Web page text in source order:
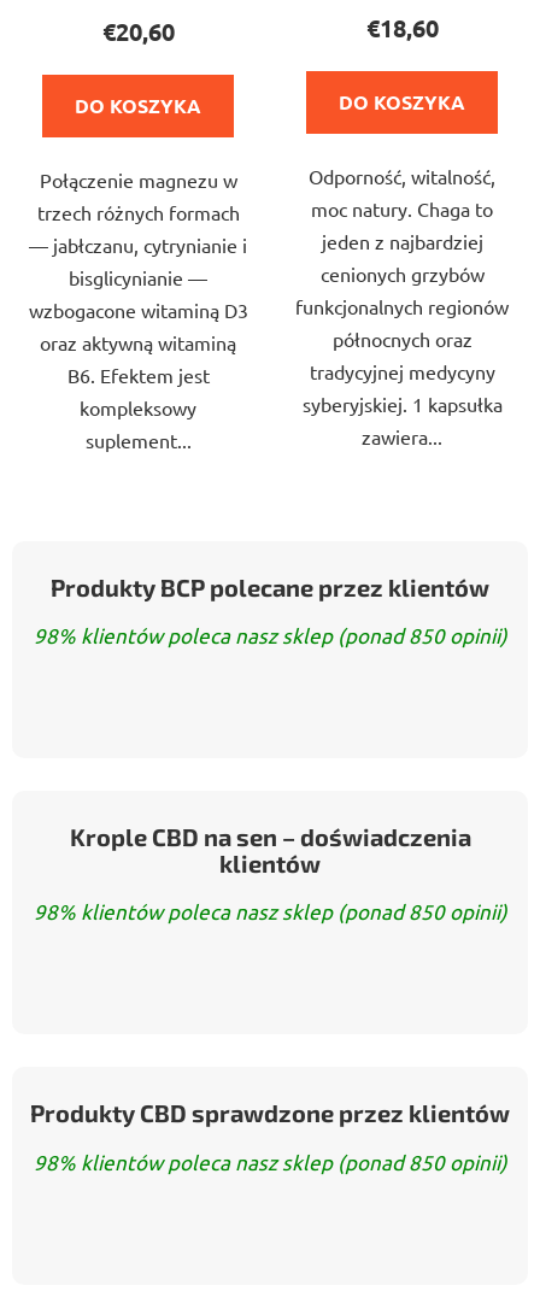
produktu
wynosi
na
gwiazdek.
€20,60
DO KOSZYKA
Połączenie magnezu w
trzech różnych formach
— jabłczanu, cytrynianie i
bisglicynianie —
wzbogacone witaminą D3
oraz aktywną witaminą
B6. Efektem jest
kompleksowy
suplement...
produktu
wynosi
na
gwiazdek.
€18,60
DO KOSZYKA
Odporność, witalność,
moc natury. Chaga to
jeden z najbardziej
cenionych grzybów
funkcjonalnych regionów
północnych oraz
tradycyjnej medycyny
syberyjskiej. 1 kapsułka
zawiera...
Produkty BCP polecane przez klientów
98% klientów poleca nasz sklep (ponad 850 opinii)
Krople CBD na sen – doświadczenia
klientów
98% klientów poleca nasz sklep (ponad 850 opinii)
Produkty CBD sprawdzone przez klientów
98% klientów poleca nasz sklep (ponad 850 opinii)